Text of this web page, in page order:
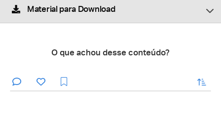
Material para Download
O que achou desse conteúdo?
enviar